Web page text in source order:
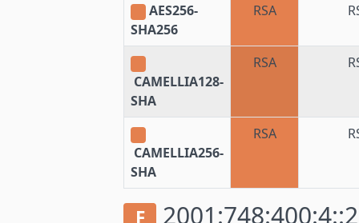
AES256-
SHA256
RSA
CAMELLIA128-
SHA
RSA
CAMELLIA256-
SHA
RSA
F